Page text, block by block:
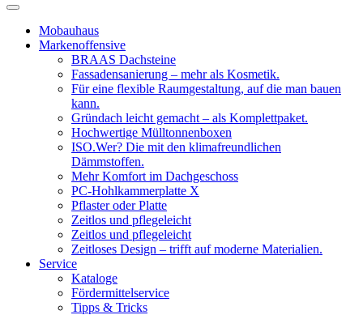
Mobauhaus
Markenoffensive
BRAAS Dachsteine
Fassadensanierung – mehr als Kosmetik.
Für eine flexible Raumgestaltung, auf die man bauen
kann.
Gründach leicht gemacht – als Komplettpaket.
Hochwertige Mülltonnenboxen
ISO.Wer? Die mit den klimafreundlichen
Dämmstoffen.
Mehr Komfort im Dachgeschoss
PC-Hohlkammerplatte X
Pflaster oder Platte
Zeitlos und pflegeleicht
Zeitlos und pflegeleicht
Zeitloses Design – trifft auf moderne Materialien.
Service
Kataloge
Fördermittelservice
Tipps & Tricks